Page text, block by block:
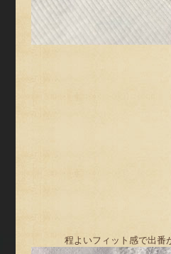
程よいフィット感で出番